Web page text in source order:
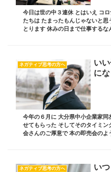
今日は世の中３連休 とはいえ コ
たちは たまったもんじゃないと
とります 休みの日まで仕事する
ネガティブ思考の方へ
い
に
今年の６月に 大分県中小企業家同
せてもらった そしてそのタイミ
会さんのご厚意で 本の即売会の
ネガティブ思考の方へ
い